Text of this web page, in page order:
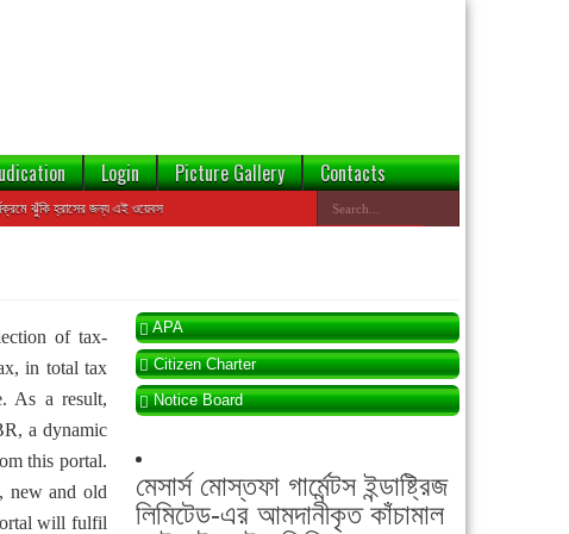
Login Picture Gallery Contacts
জন্য এই ওয়েবসাইটের ডেটাবেজ থেকে বন্ডেড প্রতিষ্ঠানের তথ্য যাচাই করা যাবে
of tax-
in total tax
As a result,
a dynamic
this portal.
new and old
will fulfil
APA
Citizen Charter
Notice Board
মেসার্স মোস্তফা গার্মেন্টস ইন্ডাষ্ট্রিজ
লিমিটেড-এর আমদানীকৃত কাঁচামাল